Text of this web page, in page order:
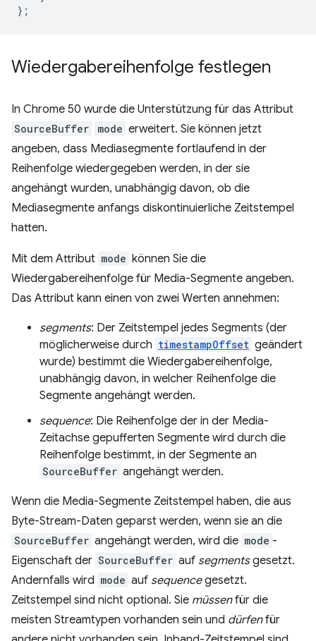
};
Wiedergabereihenfolge festlegen
In Chrome 50 wurde die Unterstützung für das Attribut
SourceBuffer mode erweitert. Sie können jetzt
angeben, dass Mediasegmente fortlaufend in der
Reihenfolge wiedergegeben werden, in der sie
angehängt wurden, unabhängig davon, ob die
Mediasegmente anfangs diskontinuierliche Zeitstempel
hatten.
Mit dem Attribut mode können Sie die
Wiedergabereihenfolge für Media-Segmente angeben.
Das Attribut kann einen von zwei Werten annehmen:
segments: Der Zeitstempel jedes Segments (der
möglicherweise durch timestampOffset geändert
wurde) bestimmt die Wiedergabereihenfolge,
unabhängig davon, in welcher Reihenfolge die
Segmente angehängt werden.
sequence: Die Reihenfolge der in der Media-
Zeitachse gepufferten Segmente wird durch die
Reihenfolge bestimmt, in der Segmente an
SourceBuffer angehängt werden.
Wenn die Media-Segmente Zeitstempel haben, die aus
Byte-Stream-Daten geparst werden, wenn sie an die
SourceBuffer angehängt werden, wird die mode -
Eigenschaft der SourceBuffer auf segmentsgesetzt.
Andernfalls wird mode auf sequencegesetzt.
Zeitstempel sind nicht optional. Sie müssenfür die
meisten Streamtypen vorhanden sein und dürfenfür